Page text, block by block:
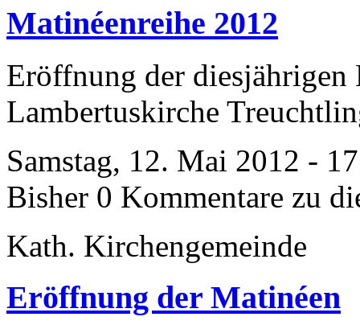
Matinéenreihe 2012
Eröffnung der diesjährigen
Lambertuskirche
Samstag, 12. Mai 2012 -
Bisher 0 Kommentare zu
Kath. Kirchengemeinde
Eröffnung der Matinéen